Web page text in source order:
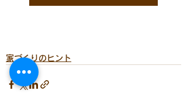
家づくりのヒント